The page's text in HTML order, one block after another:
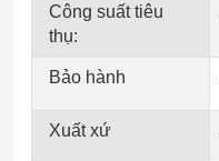
Công suất tiêu
thụ:
Bảo hành
Xuất xứ